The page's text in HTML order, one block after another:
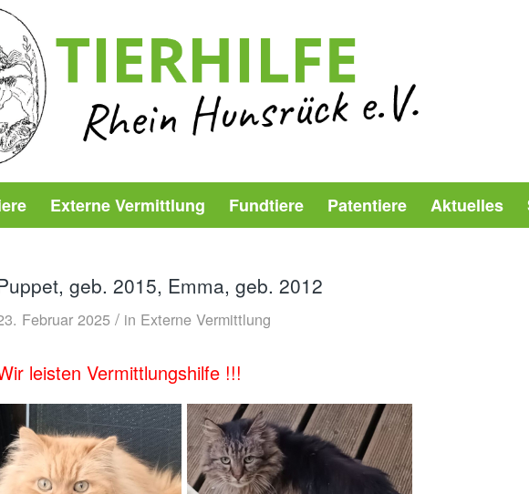
Externe Vermittlung Fundtiere Patentiere Aktuelles
geb. 2015, Emma, geb. 2012
Februar 2025 / in Externe Vermittlung
leisten Vermittlungshilfe !!!